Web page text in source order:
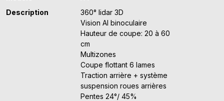
Description
360° lidar 3D
Vision AI binoculaire
Hauteur de coupe: 20 à 60
cm
Multizones
Coupe flottant 6 lames
Traction arrière + système
suspension roues arrières
Pentes 24°/ 45%